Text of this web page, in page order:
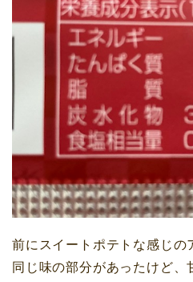
前にスイートポテトな感じの
同じ味の部分があったけど、